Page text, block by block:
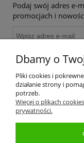
Podaj swój adres e-
promocjach i
Dbamy o
Pliki cookies i
działanie strony i
potrzeb.
Więcej o plikach
prywatności.